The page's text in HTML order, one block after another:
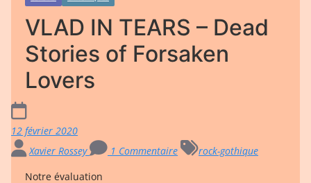
VLAD IN TEARS – Dead
Stories of Forsaken
Lovers
12 février 2020
Xavier Rossey
1 Commentaire
rock-gothique
Notre évaluation